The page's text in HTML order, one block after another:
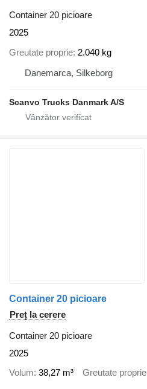
Container 20 picioare
2025
Greutate proprie 2.040 kg
Danemarca, Silkeborg
Scanvo Trucks Danmark A/S
Container 20 picioare
Preț la cerere
Container 20 picioare
2025
Volum 38,27 m³ Greutate proprie